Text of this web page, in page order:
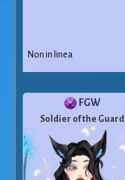
Non in linea
FGW
Soldier of the Guard